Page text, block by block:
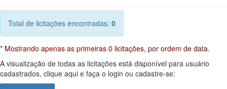
Total de licitações encontradas: 0
* Mostrando apenas as primeiras 0 licitações, por ordem de data.
A visualização de todas as licitações está disponível para usuário
cadastrados, clique aqui e faça o login ou cadastre-se: